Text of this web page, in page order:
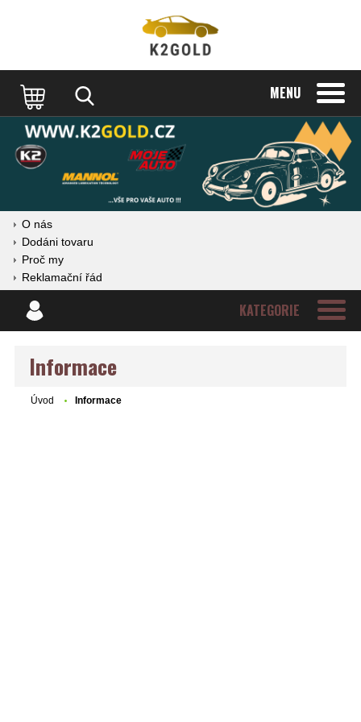
MENU
O nás
Dodáni tovaru
Proč my
Reklamační řád
KATEGORIE
Informace
Úvod Informace